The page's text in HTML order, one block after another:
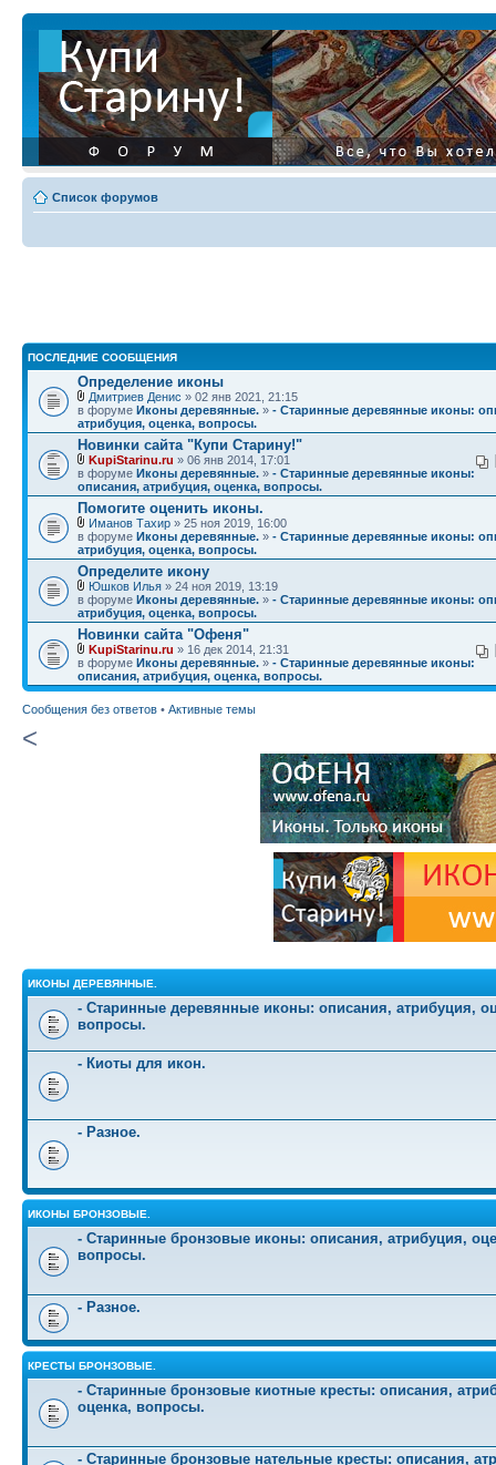
Список форумов
ПОСЛЕДНИЕ СООБЩЕНИЯ
Определение иконы
Дмитриев Денис » 02 янв 2021, 21:15
в форуме Иконы деревянные. » - Старинные деревянные иконы:
атрибуция, оценка, вопросы.
Новинки сайта "Купи Старину!"
KupiStarinu.ru » 06 янв 2014, 17:01
в форуме Иконы деревянные. » - Старинные деревянные иконы:
описания, атрибуция, оценка, вопросы.
Помогите оценить иконы.
Иманов Тахир » 25 ноя 2019, 16:00
в форуме Иконы деревянные. » - Старинные деревянные иконы:
атрибуция, оценка, вопросы.
Определите икону
Юшков Илья » 24 ноя 2019, 13:19
в форуме Иконы деревянные. » - Старинные деревянные иконы:
атрибуция, оценка, вопросы.
Новинки сайта "Офеня"
KupiStarinu.ru » 16 дек 2014, 21:31
в форуме Иконы деревянные. » - Старинные деревянные иконы:
описания, атрибуция, оценка, вопросы.
Сообщения без ответов • Активные темы
<
ИКОНЫ ДЕРЕВЯННЫЕ.
- Старинные деревянные иконы: описания, атрибуция,
вопросы.
- Киоты для икон.
- Разное.
ИКОНЫ БРОНЗОВЫЕ.
- Старинные бронзовые иконы: описания, атрибуция,
вопросы.
- Разное.
КРЕСТЫ БРОНЗОВЫЕ.
- Старинные бронзовые киотные кресты: описания,
оценка, вопросы.
- Старинные бронзовые нательные кресты: описания,